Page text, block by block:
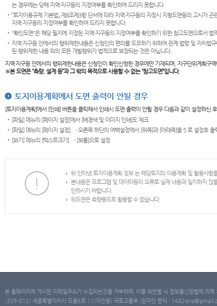
는 경우에는 당해 지역·지구등의 지정여부를 확인하여 드리지 못합니다.
「토지이용규제 기본법」 제8조제3항 단서에 따라 지역·지구등의 지정시 지형도면등의 고시가
지역·지구등의 지정여부를 확인하여 드리지 못합니다.
"확인도면"은 해당 필지에 지정된 지역·지구등의 지정여부를 확인하기 위한 참고도면으로서
지역·지구등 안에서의 행위제한내용은 신청인의 편의를 도모하기 위하여 관계 법령 및 자치
된 행위제한 내용 외의 모든 개발행위가 법적으로 보장되는 것은 아닙니다.
지역·지구등 안에서의 행위제한내용은 신청인이 확인신청한 경우에만 기재되며, 지구단위계획
※본 도면은“측량, 설계 등”과 그 밖의 목적으로 사용할 수 없는 “참고도면”입니다.
토지이용계획에서 도면 출력이 안될 경우
[토지이용계획]에서 [인쇄] 버튼을 클릭해서 인쇄시 도면 출력이 안될 경우 다음과 같이 설정하신
[파일] 메뉴의 [페이지 설정]에서 [배경색 및 이미지 인쇄]도 체크
[파일] 메뉴의 [페이지 설정] → 오른쪽 하단의 여백설정에서 [위쪽]과 [아래쪽]을 5 로 설정후 출
[보기] 메뉴의 [텍스트크기] → [보통]으로 설정
위 인터넷 토지이용계획 정보 는 해당토지의 이용계획 및 활용사
본내용은 프로그램 및 데이타등의 오류로 실제 내용과 일치하지
인하시기 바랍니다.
위도면은 측량용으로 활용할 수 없습니다.
본 홈페이지에 게시된 이메일주소가 수집되는것을 거부하며, 이를 위반할 시 정보통신망법에 의
(339-012) 세종특별자치시 도움6로 11(어진동) 국토교통부 (온라인 문의 :